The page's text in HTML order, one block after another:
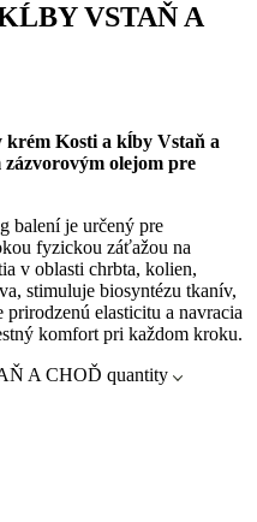
VSTAŇ A
krém Kosti a kĺby Vstaň a
olejom pre
balení je určený pre
fyzickou záťažou na
v oblasti chrbta, kolien,
stimuluje biosyntézu tkanív,
elasticitu a navracia
komfort pri každom kroku.
A CHOĎ quantity